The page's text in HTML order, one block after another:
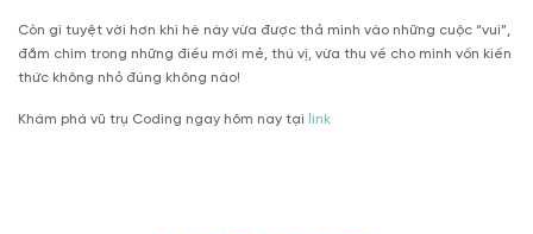
Còn gì tuyệt vời hơn khi hè này vừa được thả mình vào những cuộc “vui”,
đắm chìm trong những điều mới mẻ, thú vị, vừa thu về cho mình vốn kiến
thức không nhỏ đúng không nào!
Khám phá vũ trụ Coding ngay hôm nay tại link